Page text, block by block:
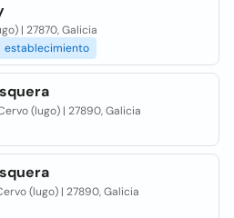
| 27870, Galicia
establecimiento
(lugo) | 27890, Galicia
(lugo) | 27890, Galicia